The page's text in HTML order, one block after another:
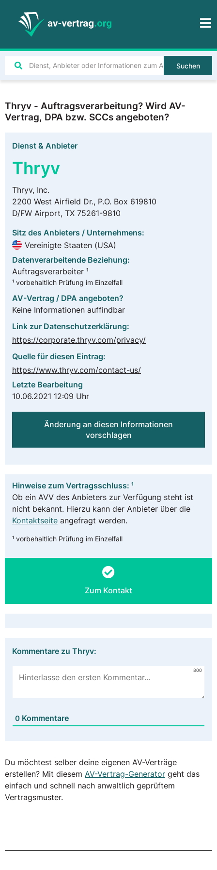
Suchen
Thryv - Auftragsverarbeitung? Wird AV-
Vertrag, DPA bzw. SCCs angeboten?
Dienst & Anbieter
Thryv
Thryv, Inc.
2200 West Airfield Dr., P.O. Box 619810
D/FW Airport, TX 75261-9810
Sitz des Anbieters / Unternehmens:
Vereinigte Staaten (USA)
Datenverarbeitende Beziehung:
Auftragsverarbeiter ¹
¹ vorbehaltlich Prüfung im Einzelfall
AV-Vertrag / DPA angeboten?
Keine Informationen auffindbar
Link zur Datenschutzerklärung:
https://corporate.thryv.com/privacy/
Quelle für diesen Eintrag:
https://www.thryv.com/contact-us/
Letzte Bearbeitung
10.06.2021 12:09 Uhr
Änderung an diesen Informationen
vorschlagen
Hinweise zum Vertragsschluss: ¹
Ob ein AVV des Anbieters zur Verfügung steht ist
nicht bekannt. Hierzu kann der Anbieter über die
Kontaktseite angefragt werden.
¹ vorbehaltlich Prüfung im Einzelfall
Zum Kontakt
Kommentare zu Thryv:
800
0 Kommentare
Du möchtest selber deine eigenen AV-Verträge
erstellen? Mit diesem AV-Vertrag-Generator geht das
einfach und schnell nach anwaltlich geprüftem
Vertragsmuster.